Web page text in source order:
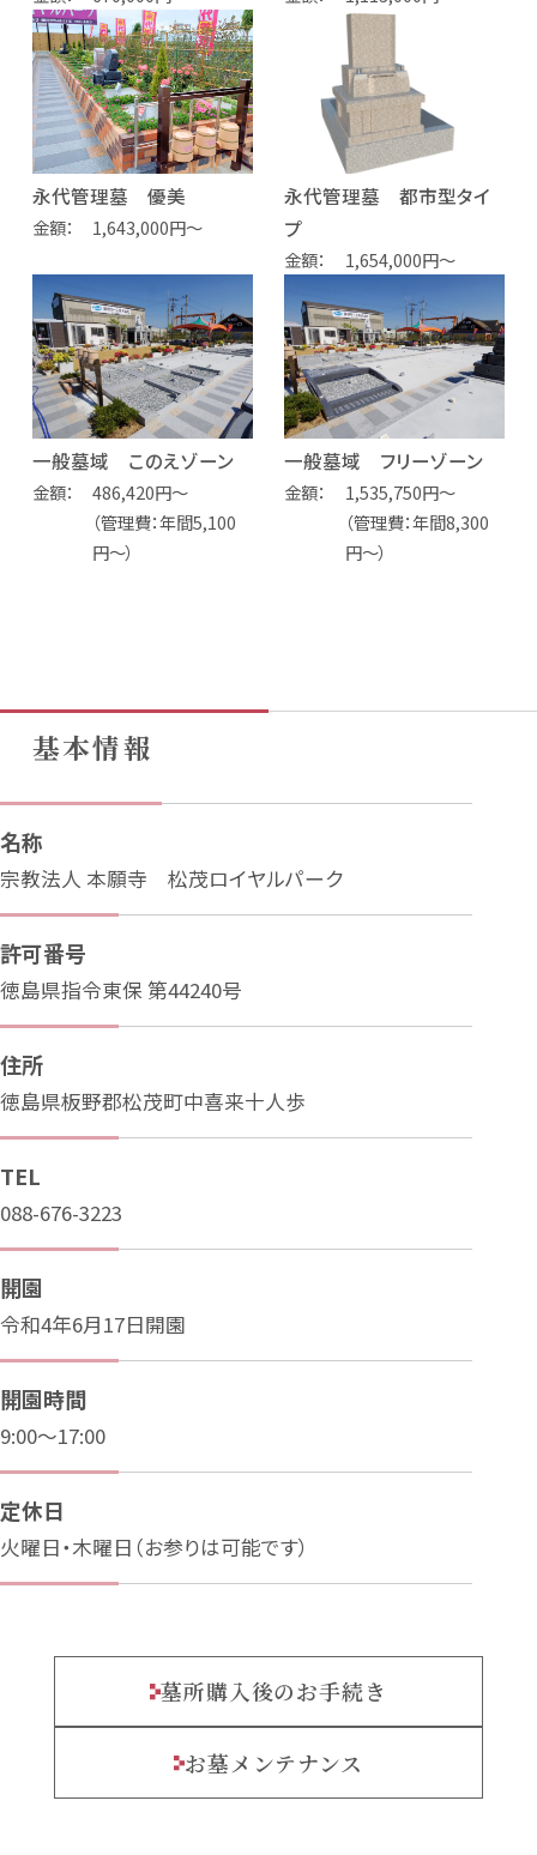
永代管理墓 優美
金額 1,643,000円～
永代管理墓 都市型タイ
プ
金額 1,654,000円～
一般墓域 このえゾーン
金額
486,420円～
（管理費：年間5,100
円～）
一般墓域 フリーゾーン
金額
1,535,750円～
（管理費：年間8,300
円～）
基本情報
名称
宗教法人 本願寺 松茂ロイヤルパーク
許可番号
徳島県指令東保 第44240号
住所
徳島県板野郡松茂町中喜来十人歩
TEL
088-676-3223
開園
令和4年6月17日開園
開園時間
9:00～17:00
定休日
火曜日・木曜日（お参りは可能です）
墓所購入後のお手続き
お墓メンテナンス